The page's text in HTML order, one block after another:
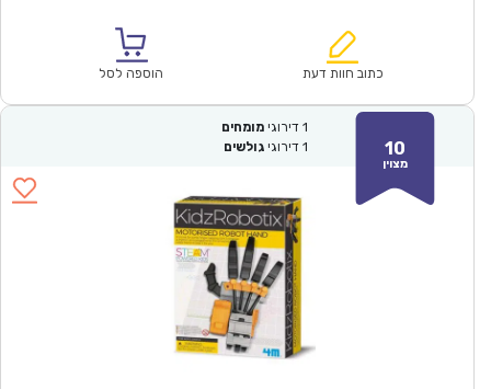
₪28.00.
הוא:
₪19.90.כתוב חוות דעת הוספה לסל
10
מצוין
1 דירוגי מומחים
1 דירוגי גולשים